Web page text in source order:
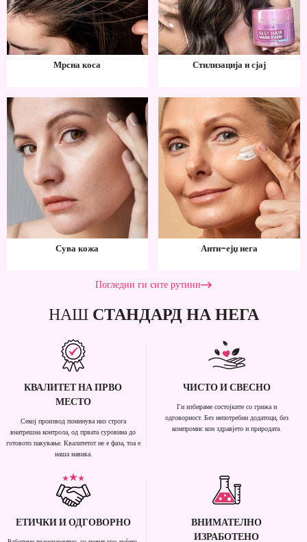
Мрсна коса Стилизација и сјај
Сува кожа Анти-ејџ нега
Погледни ги сите рутини
НАШ СТАНДАРД НА НЕГА
КВАЛИТЕТ НА ПРВО
МЕСТО
Секој производ поминува низ строга
внатрешна контрола, од првата суровина до
готовото пакување. Квалитетот не е фаза, тоа е
наша навика.
ЧИСТО И СВЕСНО
Ги избираме состојките со грижа и
одговорност. Без непотребни додатоци, без
компромис кон здравјето и природата.
ЕТИЧКИ И ОДГОВОРНО
ВНИМАТЕЛНО
ИЗРАБОТЕНО